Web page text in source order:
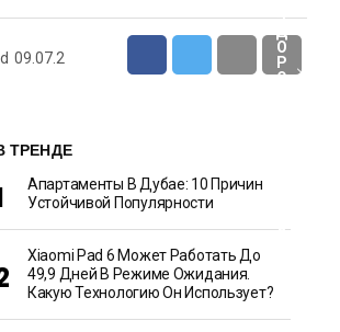
З
Д
О
Р
О
О
09.07.2
ТРЕНДЕ
Апартаменты В Дубае: 10 Причин
Устойчивой Популярности
Xiaomi Pad 6 Может Работать До
49,9 Дней В Режиме Ожидания.
Какую Технологию Он Использует?